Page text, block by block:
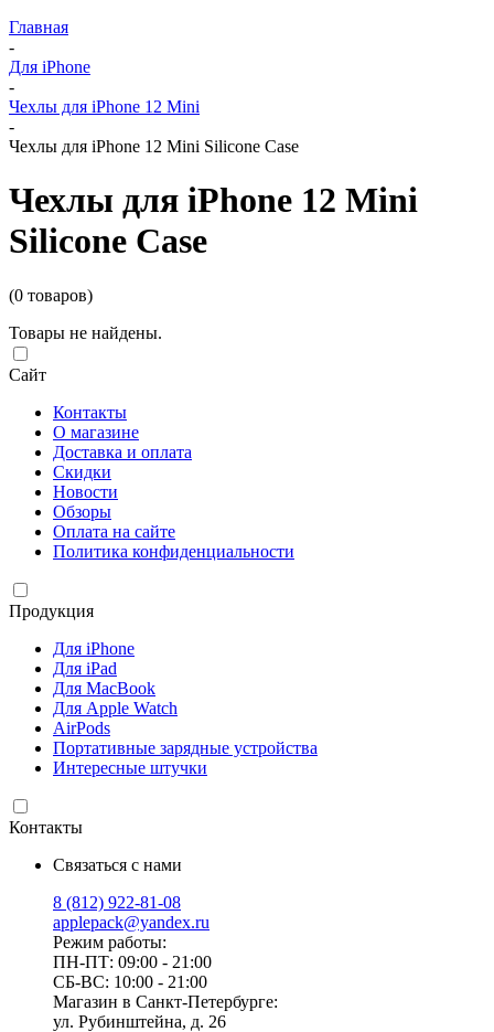
Главная
-
Для iPhone
-
Чехлы для iPhone 12 Mini
-
Чехлы для iPhone 12 Mini Silicone Case
Чехлы для iPhone 12 Mini
Silicone Case
(0 товаров)
Товары не найдены.
Сайт
Контакты
О магазине
Доставка и оплата
Скидки
Новости
Обзоры
Оплата на сайте
Политика конфиденциальности
Продукция
Для iPhone
Для iPad
Для MacBook
Для Apple Watch
AirPods
Портативные зарядные устройства
Интересные штучки
Контакты
Связаться с нами
8 (812) 922-81-08
applepack@yandex.ru
Режим работы:
ПН-ПТ: 09:00 - 21:00
СБ-ВС: 10:00 - 21:00
Магазин в Санкт-Петербурге:
ул. Рубинштейна, д. 26